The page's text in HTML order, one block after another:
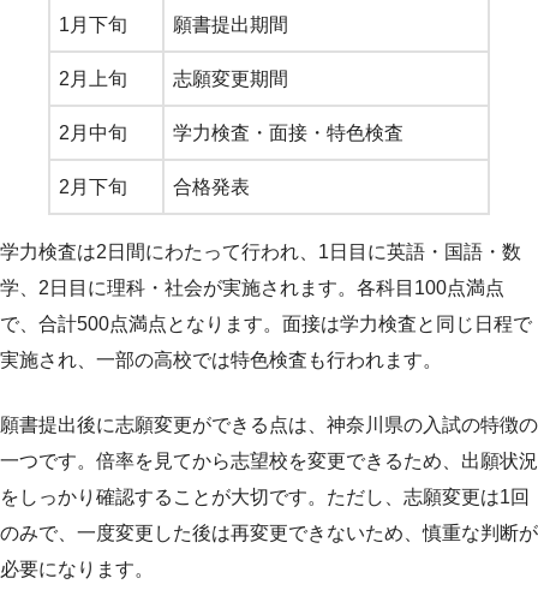
1月下旬 願書提出期間
2月上旬 志願変更期間
2月中旬 学力検査・面接・特色検査
2月下旬 合格発表
学力検査は2日間にわたって行われ、1日目に英語・国語・数
学、2日目に理科・社会が実施されます。各科目100点満点
で、合計500点満点となります。面接は学力検査と同じ日程で
実施され、一部の高校では特色検査も行われます。
願書提出後に志願変更ができる点は、神奈川県の入試の特徴の
一つです。倍率を見てから志望校を変更できるため、出願状況
をしっかり確認することが大切です。ただし、志願変更は1回
のみで、一度変更した後は再変更できないため、慎重な判断が
必要になります。